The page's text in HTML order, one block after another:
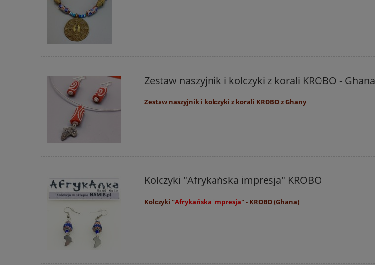
Zestaw naszyjnik i kolczyki z korali KROBO - Ghana
Zestaw naszyjnik i kolczyki z korali KROBO z Ghany
Kolczyki "Afrykańska impresja" KROBO
Kolczyki "Afrykańska impresja" - KROBO (Ghana)